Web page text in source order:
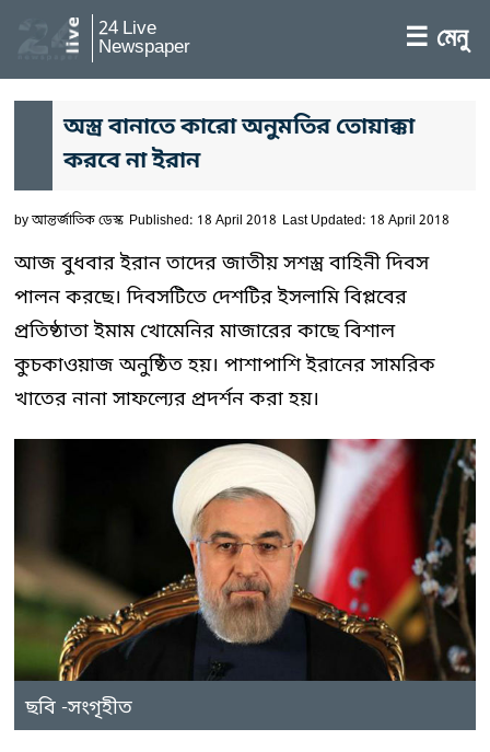
24 Live
Newspaper ☰ মেনু
অস্ত্র বানাতে কারো অনুমতির তোয়াক্কা
করবে না ইরান
byআন্তর্জাতিক ডেস্ক Published: 18 April 2018 Last Updated: 18 April 2018
আজ বুধবার ইরান তাদের জাতীয় সশস্ত্র বাহিনী দিবস
পালন করছে। দিবসটিতে দেশটির ইসলামি বিপ্লবের
প্রতিষ্ঠাতা ইমাম খোমেনির মাজারের কাছে বিশাল
কুচকাওয়াজ অনুষ্ঠিত হয়। পাশাপাশি ইরানের সামরিক
খাতের নানা সাফল্যের প্রদর্শন করা হয়।
ছবি -সংগৃহীত